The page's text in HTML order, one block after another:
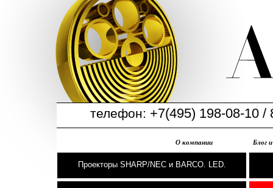
телефон: +7(495) 198-08-10 /
О компании Блог
Проекторы SHARP/NEC и BARCO. LED.